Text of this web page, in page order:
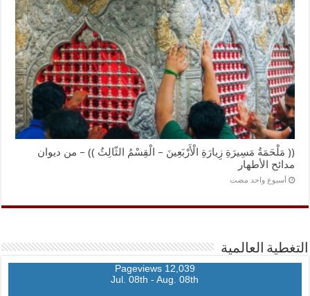
(( مَلْحَمَةُ مَسِيرَةِ زِيارَةِ الْأَرْبَعِينَ – الْقِسْمُ الثّالِثُ )) – من ديوان
مدائح الأطهار
‏أسبوع واحد مضت
التغطية العالمية
12,039 Pageviews
Jul. 08th - Aug. 08th